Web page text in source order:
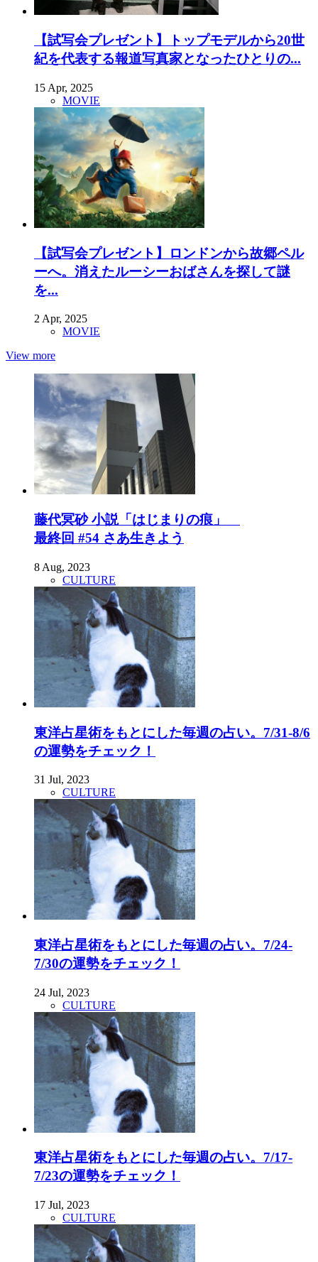
【試写会プレゼント】トップモデルから20世
紀を代表する報道写真家となったひとりの...
15 Apr, 2025
MOVIE
【試写会プレゼント】ロンドンから故郷ペル
ーへ。消えたルーシーおばさんを探して謎
を...
2 Apr, 2025
MOVIE
View more
藤代冥砂 小説「はじまりの痕」
最終回 #54 さあ生きよう
8 Aug, 2023
CULTURE
東洋占星術をもとにした毎週の占い。7/31-8/6
の運勢をチェック！
31 Jul, 2023
CULTURE
東洋占星術をもとにした毎週の占い。7/24-
7/30の運勢をチェック！
24 Jul, 2023
CULTURE
東洋占星術をもとにした毎週の占い。7/17-
7/23の運勢をチェック！
17 Jul, 2023
CULTURE